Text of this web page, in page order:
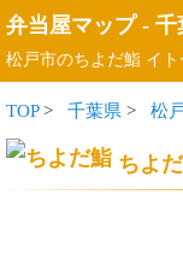
弁当屋マップ- 千
松戸市のちよだ鮨 イト
TOP> 千葉県 > 松
ちよ